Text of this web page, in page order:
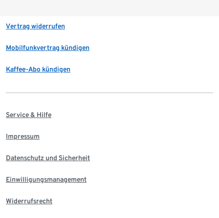
Vertrag widerrufen
Mobilfunkvertrag kündigen
Kaffee-Abo kündigen
Service & Hilfe
Impressum
Datenschutz und Sicherheit
Einwilligungsmanagement
Widerrufsrecht